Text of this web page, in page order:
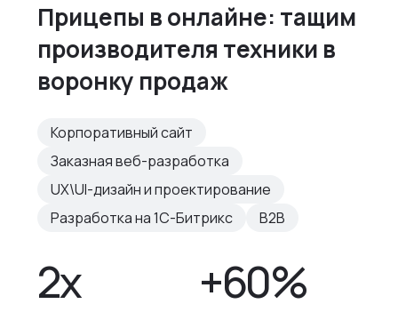
Прицепы в онлайне: тащим
производителя техники в
воронку продаж
Корпоративный сайт
Заказная веб-разработка
UX\UI-дизайн и проектирование
Разработка на 1С-Битрикс
B2B
2х +60%